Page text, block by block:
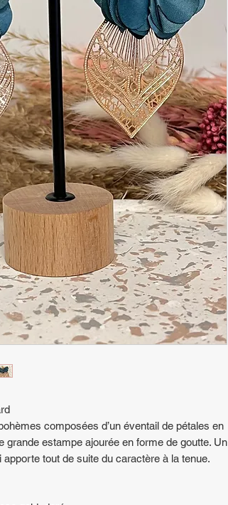
composées d’un éventail de pétales en
grande estampe ajourée en forme de goutte. Un
apporte tout de suite du caractère à la tenue.